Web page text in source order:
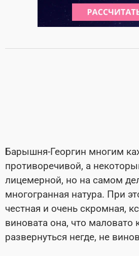
Барышня-Георгин многим
противоречивой, а
лицемерной, но на самом
многогранная натура. При
честная и очень скромная,
виновата она, что маловато
развернуться негде, не